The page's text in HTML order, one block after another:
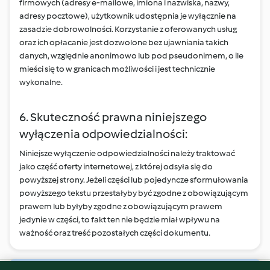
firmowych (adresy e-mailowe, imiona i nazwiska, nazwy,
adresy pocztowe), użytkownik udostępnia je wyłącznie na
zasadzie dobrowolności. Korzystanie z oferowanych usług
oraz ich opłacanie jest dozwolone bez ujawniania takich
danych, względnie anonimowo lub pod pseudonimem, o ile
mieści się to w granicach możliwości i jest technicznie
wykonalne.
6. Skuteczność prawna niniejszego
wyłączenia odpowiedzialności:
Niniejsze wyłączenie odpowiedzialności należy traktować
jako część oferty internetowej, z której odsyła się do
powyższej strony. Jeżeli części lub pojedyncze sformułowania
powyższego tekstu przestałyby być zgodne z obowiązującym
prawem lub byłyby zgodne z obowiązującym prawem
jedynie w części, to fakt ten nie będzie miał wpływu na
ważność oraz treść pozostałych części dokumentu.